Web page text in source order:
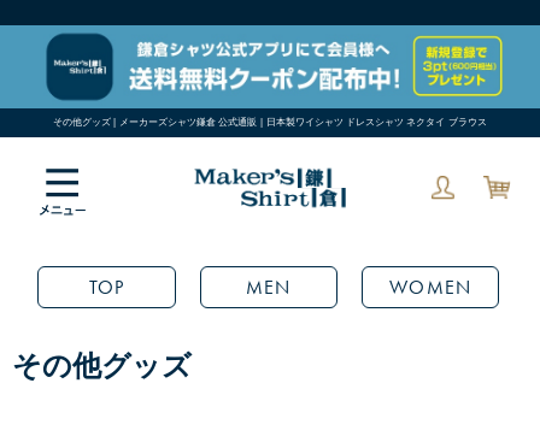
その他グッズ | メーカーズシャツ鎌倉 公式通販 | 日本製ワイシャツ ドレスシャツ ネクタイ ブラウス
TOP MEN WOMEN
その他グッズ